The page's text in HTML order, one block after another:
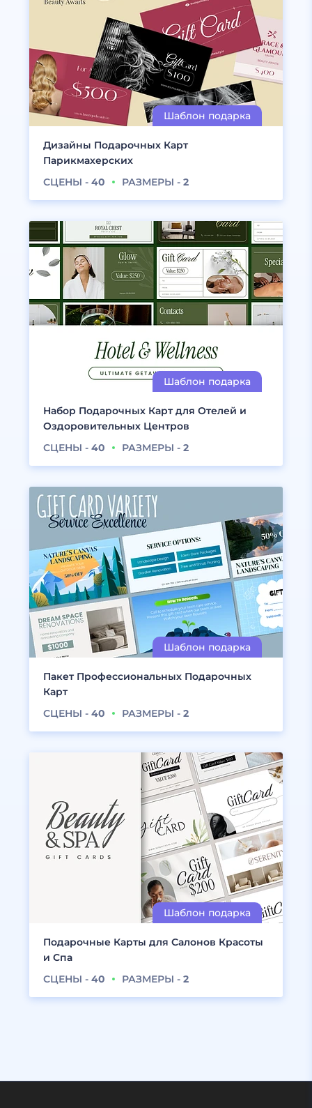
Дизайны Подарочных Карт
Парикмахерских
СЦЕНЫ - 40 РАЗМЕРЫ - 2
Набор Подарочных Карт для Отелей и
Оздоровительных Центров
СЦЕНЫ - 40 РАЗМЕРЫ - 2
Пакет Профессиональных Подарочных
Карт
СЦЕНЫ - 40 РАЗМЕРЫ - 2
Подарочные Карты для Салонов Красоты
и Спа
СЦЕНЫ - 40 РАЗМЕРЫ - 2